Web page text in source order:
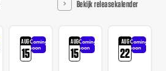
Bekijk releasekalender
AUG
15
Coming
soon
AUG
15
Coming
soon
AUG
22
Coming
soon